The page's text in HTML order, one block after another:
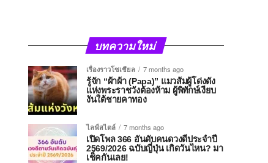
บทความใหม่
เรื่องราวโซเชียล
7 months ago
รู้จัก “ผ้าผ้า (Papa)” แมวส้มผู้โด่งดัง
แห่งพระราชวังต้องห้าม ผู้พิทักษ์เงียบ
งันใต้ชายคาทอง
ไลฟ์สไตล์
7 months ago
เปิดโพล 366 อันดับคนดวงดีประจำปี
2569/2026 ฉบับญี่ปุ่น เกิดวันไหน? มา
เช็คกันเลย!